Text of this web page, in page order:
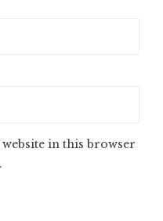
in this browser